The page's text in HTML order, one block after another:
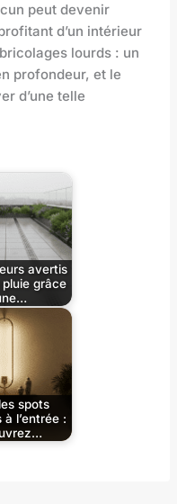
peut devenir
d’un intérieur
lourds : un
profondeur, et le
d’une telle
avertis
grâce
spots
l’entrée :